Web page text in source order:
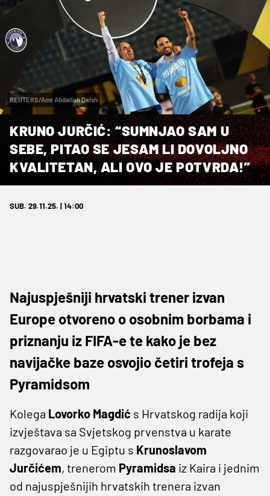
REUTERS/Amr Abdallah Dalsh
KRUNO JURČIĆ: “SUMNJAO SAM U
SEBE, PITAO SE JESAM LI DOVOLJNO
KVALITETAN, ALI OVO JE POTVRDA!”
SUB. 29.11.25. | 14:00
Najuspješniji hrvatski trener izvan
Europe otvoreno o osobnim borbama i
priznanju iz FIFA-e te kako je bez
navijačke baze osvojio četiri trofeja s
Pyramidsom
Kolega Lovorko Magdić s Hrvatskog radija koji
izvještava sa Svjetskog prvenstva u karate
razgovarao je u Egiptu s Krunoslavom
Jurčićem, trenerom Pyramidsa iz Kaira i jednim
od najuspješnijih hrvatskih trenera izvan